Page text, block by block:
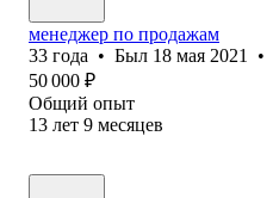
менеджер по продажам
33 года • Был 18 мая 2021 •
50 000 ₽
Общий опыт
13 лет 9 месяцев